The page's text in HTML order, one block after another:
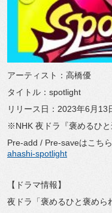
アーティスト：高橋優
タイトル：spotlight
リリース日：2023年6月13
※NHK 夜ドラ『褒めるひ
Pre-add / Pre-saveはこちら
ahashi-spotlight
【ドラマ情報】
夜ドラ「褒めるひと褒めら